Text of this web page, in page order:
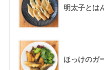
明太子とは
ほっけのガ